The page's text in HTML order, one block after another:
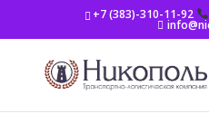
+7 (383)-310-11-92